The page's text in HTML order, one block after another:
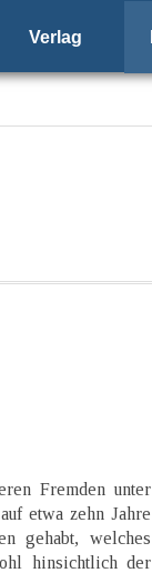
Verlag
Fremden unter
etwa zehn Jahre
gehabt, welches
hinsichtlich der